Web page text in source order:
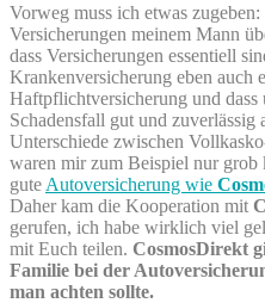
Vorweg muss ich etwas
Versicherungen meinem Mann
dass Versicherungen essentiell
Krankenversicherung eben auch
Haftpflichtversicherung und
Schadensfall gut und zuverlässig
Unterschiede zwischen
waren mir zum Beispiel nur
gute Autoversicherung wie
Daher kam die Kooperation mit
gerufen, ich habe wirklich viel
mit Euch teilen. CosmosDirekt
Familie bei der
man achten sollte.